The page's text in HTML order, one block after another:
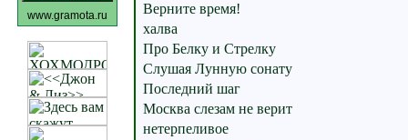
www.gramota.ru
Верните время!
халва
Про Белку и Стрелку
Слушая Лунную сонату
Последний шаг
Москва слезам не верит
нетерпеливое